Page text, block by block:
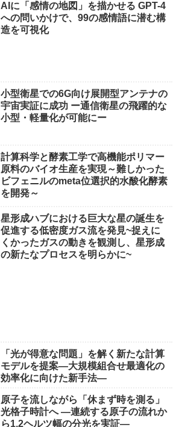
AIに「感情の地図」を描かせる GPT-4
への問いかけで、99の感情語に潜む構
造を可視化
小型衛星での6G向け展開型アンテナの
宇宙実証に成功 ー通信衛星の飛躍的な
小型・軽量化が可能にー
計算科学と酵素工学で高機能ポリマー
原料のバイオ生産を実現～難しかった
ビフェニルのmeta位選択的水酸化酵素
を開発～
星形成ハブにおける巨大な星の誕生を
促進する低密度ガス流を発見~捉えに
くかったガスの動きを観測し、星形成
の新たなプロセスを明らかに~
「光が得意な問題」を解く新たな計算
モデルを提案―大規模組合せ最適化の
効率化に向けた新手法―
原子を流しながら「休まず時を測る」
光格子時計へ ―連続する原子の流れか
ら1.2ヘルツ幅の分光を実証―